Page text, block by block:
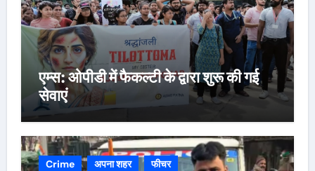
एम्स: ओपीडी में फैकल्टी के द्वारा शुरू की गई
सेवाएं
Crime अपना शहर फीचर